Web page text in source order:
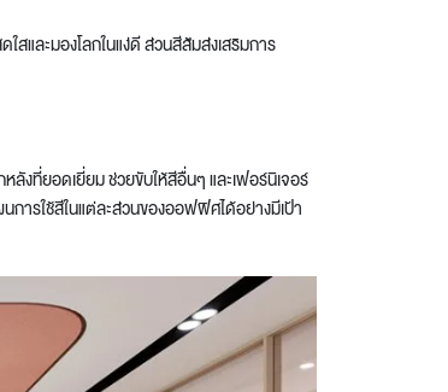
และมองโลกในแง่ดี ส่วนสีส้มส่งเสริมการ
ลังที่ยอดเยี่ยม ช่วยขับให้สีอื่นๆ และเฟอร์นิเจอร์
การใช้สีในแต่ละส่วนของออฟฟิศได้อย่างมีเป้า